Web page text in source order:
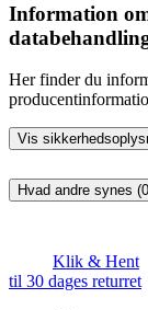
Information
Her finder du
Vis
Hvad andre synes
Klik & Hent
til 30 dages returret